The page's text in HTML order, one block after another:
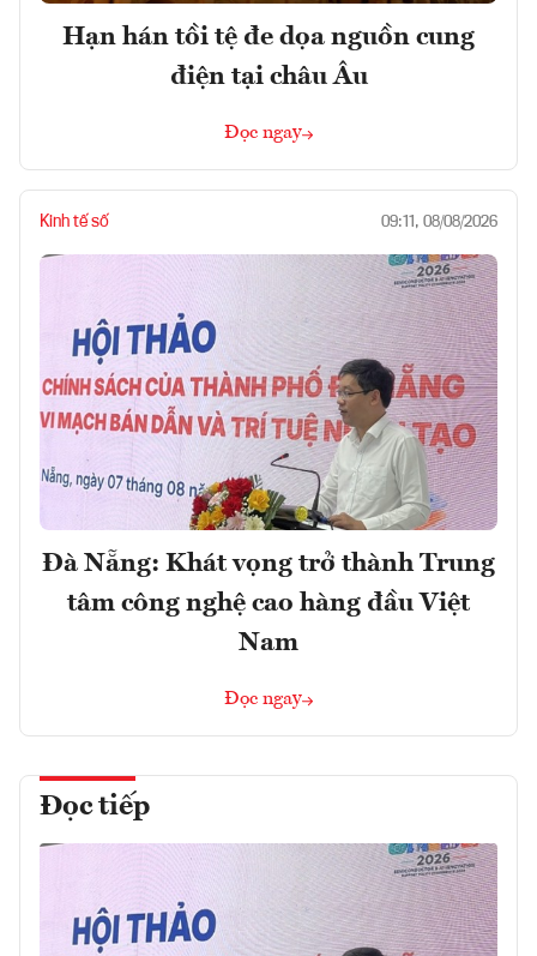
Hạn hán tồi tệ đe dọa nguồn cung
điện tại châu Âu
Đọc ngay
Kinh tế số 09:11, 08/08/2026
Đà Nẵng: Khát vọng trở thành Trung
tâm công nghệ cao hàng đầu Việt
Nam
Đọc ngay
Đọc tiếp